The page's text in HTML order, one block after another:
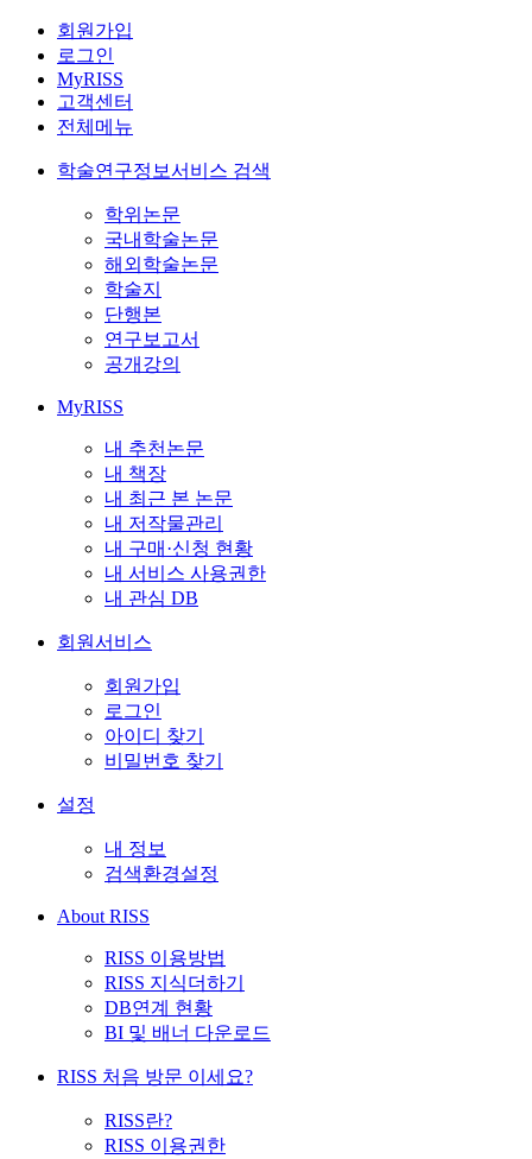
회원가입
로그인
MyRISS
고객센터
전체메뉴
학술연구정보서비스 검색
학위논문
국내학술논문
해외학술논문
학술지
단행본
연구보고서
공개강의
MyRISS
내 추천논문
내 책장
내 최근 본 논문
내 저작물관리
내 구매·신청 현황
내 서비스 사용권한
내 관심 DB
회원서비스
회원가입
로그인
아이디 찾기
비밀번호 찾기
설정
내 정보
검색환경설정
About RISS
RISS 이용방법
RISS 지식더하기
DB연계 현황
BI 및 배너 다운로드
RISS 처음 방문 이세요?
RISS란?
RISS 이용권한